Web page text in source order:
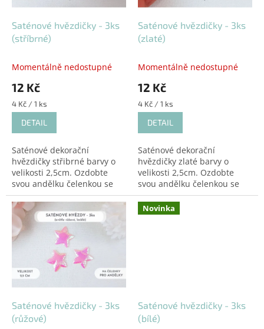
Saténové hvězdičky - 3ks
(stříbrné)
Momentálně nedostupné
12 Kč
Měrná
cena:
4 Kč / 1 ks
DETAIL
Saténové dekorační
hvězdičky střibrné barvy o
velikosti 2,5cm. Ozdobte
svou andělku čelenkou se
saténovou hvězdičkou a
udělejte z ní mistrovské
dílo.
Saténové hvězdičky - 3ks
(zlaté)
Momentálně nedostupné
12 Kč
Měrná
cena:
4 Kč / 1 ks
DETAIL
Saténové dekorační
hvězdičky zlaté barvy o
velikosti 2,5cm. Ozdobte
svou andělku čelenkou se
saténovou hvězdičkou a
udělejte z ní mistrovské
dílo.
Saténové hvězdičky - 3ks
(růžové)
Novinka
Saténové hvězdičky - 3ks
(bílé)